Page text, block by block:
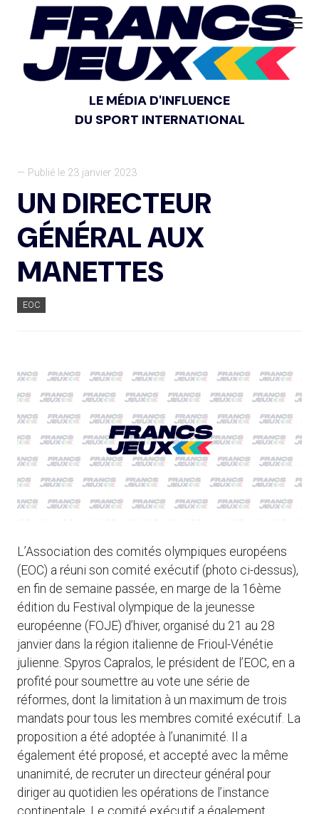
LE MÉDIA D'INFLUENCE
DU SPORT INTERNATIONAL
— Publié le 23 janvier 2023
UN DIRECTEUR
GÉNÉRAL AUX
MANETTES
EOC
L’Association des comités olympiques européens
(EOC) a réuni son comité exécutif (photo ci-dessus),
en fin de semaine passée, en marge de la 16ème
édition du Festival olympique de la jeunesse
européenne (FOJE) d’hiver, organisé du 21 au 28
janvier dans la région italienne de Frioul-Vénétie
julienne. Spyros Capralos, le président de l’EOC, en a
profité pour soumettre au vote une série de
réformes, dont la limitation à un maximum de trois
mandats pour tous les membres comité exécutif. La
proposition a été adoptée à l’unanimité. Il a
également été proposé, et accepté avec la même
unanimité, de recruter un directeur général pour
diriger au quotidien les opérations de l’instance